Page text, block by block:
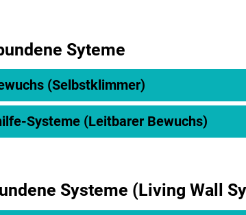
Syteme
(Selbstklimmer)
Systeme (Leitbarer Bewuchs)
Systeme (Living Wall